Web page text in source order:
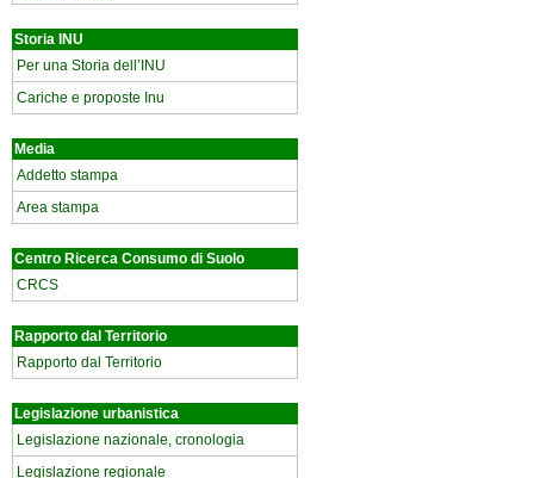
Storia INU
Per una Storia dell’INU
Cariche e proposte Inu
Media
Addetto stampa
Area stampa
Centro Ricerca Consumo di Suolo
CRCS
Rapporto dal Territorio
Rapporto dal Territorio
Legislazione urbanistica
Legislazione nazionale, cronologia
Legislazione regionale